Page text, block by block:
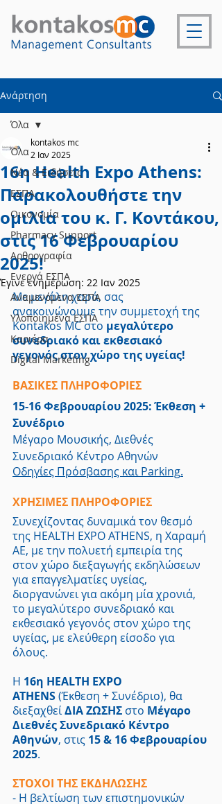
Ανάρτηση
Όλα
Νέα & Ειδήσεις
ΕΣΠΑ
Οικονομία
Pharmacy Support
Αρθρογραφία
Ενεργά ΕΣΠΑ
Αναμενόμενα ΕΣΠΑ
Υλοποιημένα ΕΣΠΑ
Καριέρα
Digital Marketing
Όλα
16η Health Expo Athens:
Παρακολουθήστε την
ομιλία του κ. Γ. Κοντάκου,
στις 16 Φεβρουαρίου
2025!
kontakos mc
2 Ιαν 2025
Έγινε ενημέρωση: 22 Ιαν 2025
Με μεγάλη χαρά, σας
ανακοινώνουμε την συμμετοχή της
Kontakos MC στο μεγαλύτερο
συνεδριακό και εκθεσιακό
γεγονός στον χώρο της υγείας!
ΒΑΣΙΚΕΣ ΠΛΗΡΟΦΟΡΙΕΣ
15-16 Φεβρουαρίου 2025: Έκθεση +
Συνέδριο
Μέγαρο Μουσικής, Διεθνές
Συνεδριακό Κέντρο Αθηνών
Οδηγίες Πρόσβασης και Parking.
ΧΡΗΣΙΜΕΣ ΠΛΗΡΟΦΟΡΙΕΣ
Συνεχίζοντας δυναμικά τον θεσμό
της HEALTH EXPO ATHENS, η Χαραμή
ΑΕ, με την πολυετή εμπειρία της
στον χώρο διεξαγωγής εκδηλώσεων
για επαγγελματίες υγείας,
διοργανώνει για ακόμη μία χρονιά,
το μεγαλύτερο συνεδριακό και
εκθεσιακό γεγονός στον χώρο της
υγείας, με ελεύθερη είσοδο για
όλους.
Η 16η HEALTH EXPO
ATHENS (Έκθεση + Συνέδριο), θα
διεξαχθεί ΔΙΑ ΖΩΣΗΣ στο Μέγαρο
Διεθνές Συνεδριακό Κέντρο
Αθηνών, στις 15 & 16 Φεβρουαρίου
2025.
ΣΤΟΧΟΙ ΤΗΣ ΕΚΔΗΛΩΣΗΣ
- Η βελτίωση των επιστημονικών